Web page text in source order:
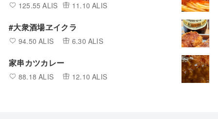
125.55 ALIS 11.10 ALIS
#大衆酒場ヱイクラ
94.50 ALIS 6.30 ALIS
家串カツカレー
88.18 ALIS 12.10 ALIS